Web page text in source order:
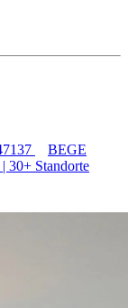
BEGE
30+ Standorte